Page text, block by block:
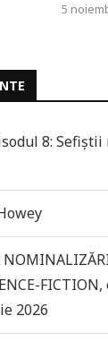
5
8:
2026